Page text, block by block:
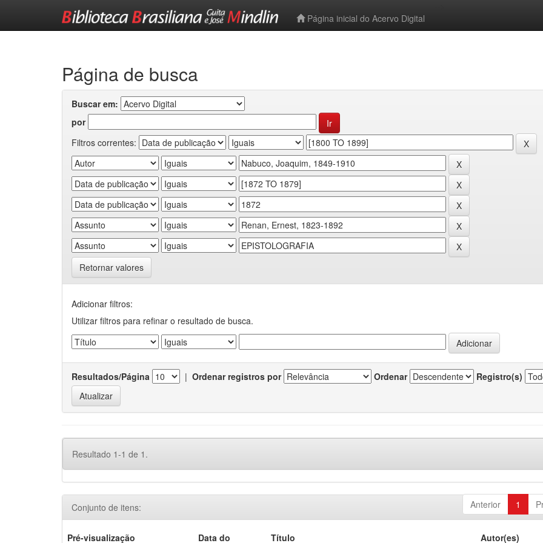
Página inicial do Acervo Digital
Página de busca
Buscar em:
por
Filtros correntes:
Retornar valores
Adicionar filtros:
Utilizar filtros para refinar o resultado de busca.
Resultados/Página | Ordenar registros por Ordenar Registro(s)
Resultado 1-1 de 1.
Anterior 1
Conjunto de itens:
Pré-visualização Data do Título Autor(es)